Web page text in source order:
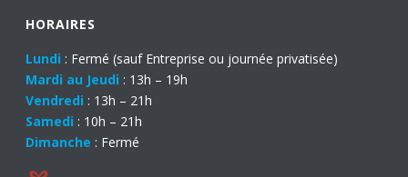
HORAIRES
Lundi : Fermé (sauf Entreprise ou journée privatisée)
Mardi au Jeudi : 13h – 19h
Vendredi : 13h – 21h
Samedi : 10h – 21h
Dimanche : Fermé